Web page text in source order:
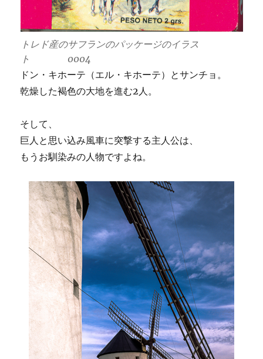
トレド産のサフランのパッケージのイラス
ト 0004
ドン・キホーテ（エル・キホーテ）とサンチョ。
乾燥した褐色の大地を進む2人。
そして、
巨人と思い込み風車に突撃する主人公は、
もうお馴染みの人物ですよね。